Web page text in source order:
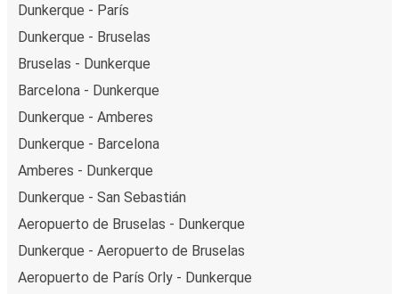
Dunkerque - París
Dunkerque - Bruselas
Bruselas - Dunkerque
Barcelona - Dunkerque
Dunkerque - Amberes
Dunkerque - Barcelona
Amberes - Dunkerque
Dunkerque - San Sebastián
Aeropuerto de Bruselas - Dunkerque
Dunkerque - Aeropuerto de Bruselas
Aeropuerto de París Orly - Dunkerque